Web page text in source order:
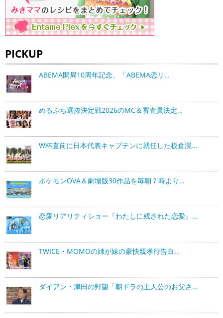
PICKUP
ABEMA開局10周年記念、「ABEMA恋リ…
めるぷち選抜決定戦2026のMC＆審査員決定…
W杯直前に日本代表キャプテンに就任した板倉滉…
ポケモンOVA＆劇場版30作品を毎朝７時より…
恋愛リアリティショー『わたしに残された恋愛』…
TWICE・MOMOの姉が妹の豪快親孝行告白…
ダイアン・津田の野望「朝ドラの主人公のお父さ…